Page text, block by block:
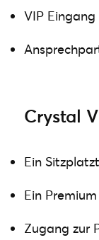
VIP Eingang
Crystal
Ein
Ein
Zugang zur